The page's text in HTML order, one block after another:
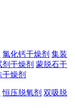
氯化钙干燥剂 集装
剂干燥剂 蒙脱石干
干燥剂
恒压脱氧剂 双吸脱